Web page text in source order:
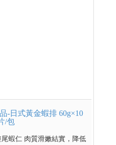
-日式黃金蝦排 60g×10
/包
蝦仁 肉質滑嫩結實，降低